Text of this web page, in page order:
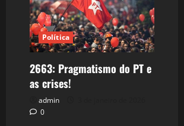
Política
2663: Pragmatismo do PT e
as crises!
admin
0